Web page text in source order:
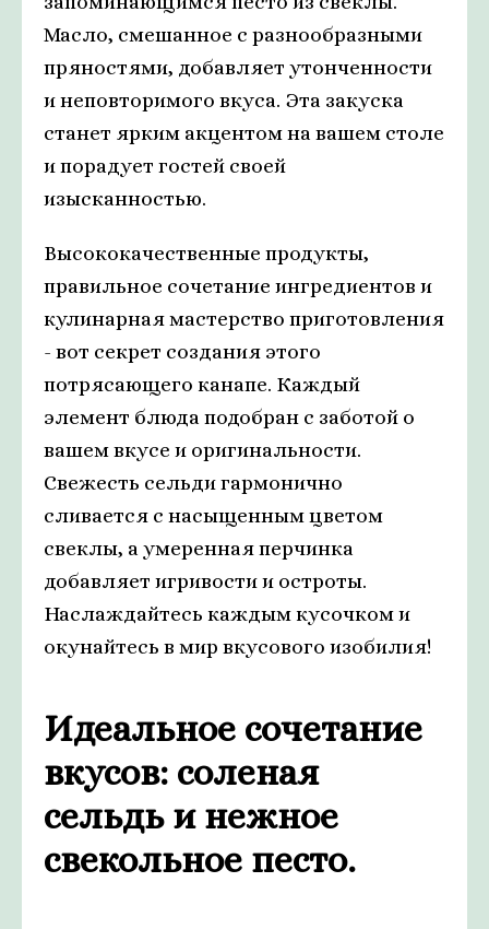
Масло, смешанное с разнообразными
пряностями, добавляет утонченности
и неповторимого вкуса. Эта закуска
станет ярким акцентом на вашем столе
и порадует гостей своей
изысканностью.
Высококачественные продукты,
правильное сочетание ингредиентов и
кулинарная мастерство приготовления
- вот секрет создания этого
потрясающего канапе. Каждый
элемент блюда подобран с заботой о
вашем вкусе и оригинальности.
Свежесть сельди гармонично
сливается с насыщенным цветом
свеклы, а умеренная перчинка
добавляет игривости и остроты.
Наслаждайтесь каждым кусочком и
окунайтесь в мир вкусового изобилия!
Идеальное сочетание
вкусов: соленая
сельдь и нежное
свекольное песто.